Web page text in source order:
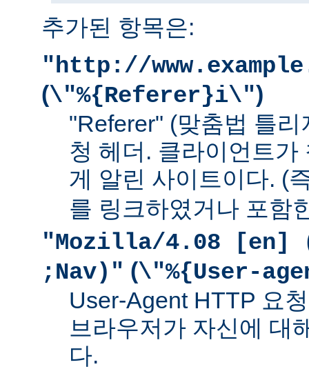
추가된 항목은:
"http://
(\"%{Referer}i\")
"Referer" (맞춤법 틀
청 헤더. 클라이언트가
게 알린 사이트이다. (
를 링크하였거나 포함
"Mozilla/4.08 [en]
;Nav)" (\"%{User-
User-Agent HTTP 요
브라우저가 자신에 대
다.